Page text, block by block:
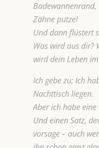
Zähne putze!
Und dann flüstert
Was wird aus dir?
wird dein Leben
Ich gebe zu: Ich
Nachttisch liegen.
Aber ich habe
Und einen Satz,
vorsage – auch